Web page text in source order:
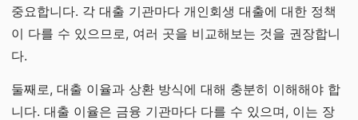
중요합니다. 각 대출 기관마다 개인회생 대출에 대한 정책
이 다를 수 있으므로, 여러 곳을 비교해보는 것을 권장합니
다.
둘째로, 대출 이율과 상환 방식에 대해 충분히 이해해야 합
니다. 대출 이율은 금융 기관마다 다를 수 있으며, 이는 장